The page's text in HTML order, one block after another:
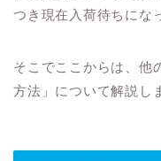
つき現在入荷待ちにな
そこでここからは、他
方法」について解説し